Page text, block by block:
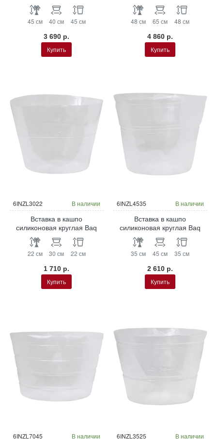
45 см 40 см 45 см
3 690 р.
Купить
48 см 65 см 48 см
4 860 р.
Купить
6INZL3022 В наличии
Вставка в кашпо
силиконовая круглая Baq
22 см 30 см 22 см
1 710 р.
Купить
6INZL4535 В наличии
Вставка в кашпо
силиконовая круглая Baq
35 см 45 см 35 см
2 610 р.
Купить
6INZL7045 В наличии 6INZL3525 В наличии